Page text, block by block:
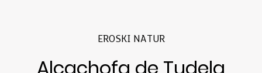
EROSKI NATUR